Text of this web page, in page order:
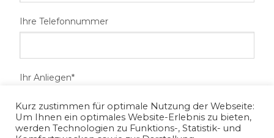
Ihre Telefonnummer
Ihr Anliegen*
Kurz zustimmen für optimale Nutzung der Webseite:
Um Ihnen ein optimales Website-Erlebnis zu bieten,
werden Technologien zu Funktions-, Statistik- und